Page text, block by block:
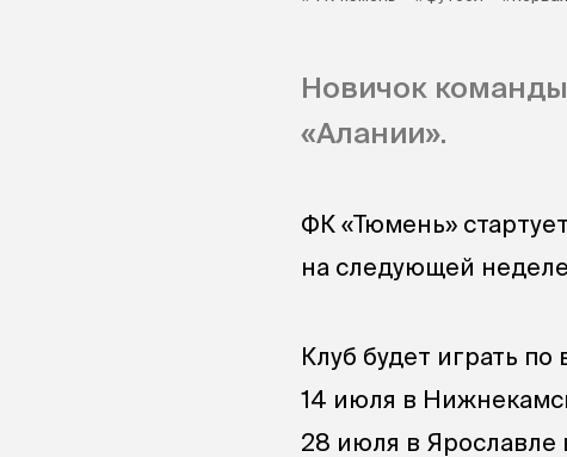
Новичок
«Алании».
ФК «Тюмень»
на следующей
Клуб будет играть
14 июля в
28 июля в Ярославле